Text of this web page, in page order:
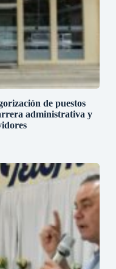
de puestos
administrativa y